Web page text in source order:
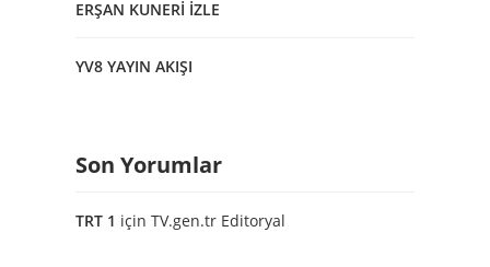
ERŞAN KUNERİ İZLE
YV8 YAYIN AKIŞI
Son Yorumlar
TRT 1 için TV.gen.tr Editoryal